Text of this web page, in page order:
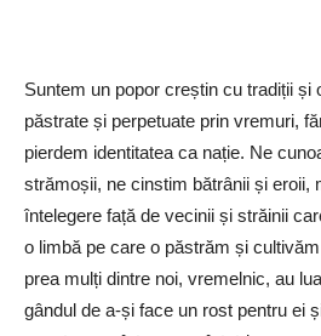
Suntem un popor creștin cu tradiții și
păstrate și perpetuate prin vremuri,
pierdem identitatea ca nație. Ne
strămoșii, ne cinstim bătrânii și eroii,
întelegere față de vecinii și străinii
o limbă pe care o păstrăm și
prea mulți dintre noi, vremelnic, au
gândul de a-și face un rost pentru ei